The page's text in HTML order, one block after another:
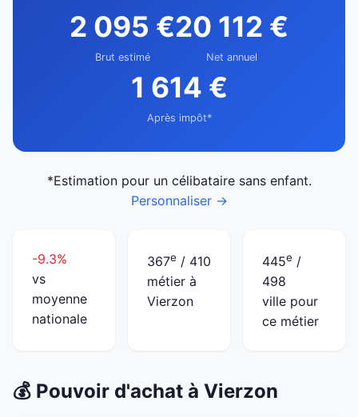
2 095 €
Brut estimé
20 112 €
Net annuel
1 614 €
Après impôt*
*Estimation pour un célibataire sans enfant.
Personnaliser →
-9.3%
vs
moyenne
nationale
367e / 410
métier à
Vierzon
445e /
498
ville pour
ce métier
💰 Pouvoir d'achat à Vierzon